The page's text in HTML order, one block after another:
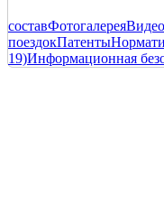
составФотогалерея
поездокПатенты
19)Информационная